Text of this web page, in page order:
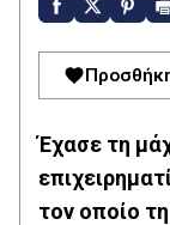
Έχασε τη
τον οποίο